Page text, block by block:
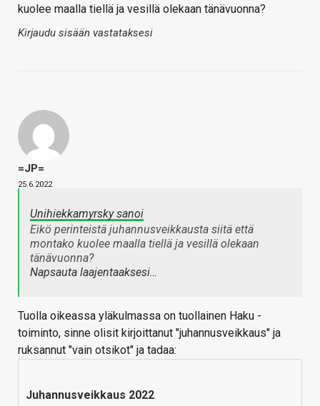
kuolee maalla tiellä ja vesillä olekaan tänävuonna?
Kirjaudu sisään vastataksesi
=JP=
25.6.2022
Unihiekkamyrsky sanoi
Eikö perinteistä juhannusveikkausta siitä että
montako kuolee maalla tiellä ja vesillä olekaan
tänävuonna?
Napsauta laajentaaksesi…
Tuolla oikeassa yläkulmassa on tuollainen Haku -
toiminto, sinne olisit kirjoittanut "juhannusveikkaus" ja
ruksannut "vain otsikot" ja tadaa:
Juhannusveikkaus 2022